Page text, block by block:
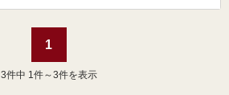
1
3件中 1件～3件を表示